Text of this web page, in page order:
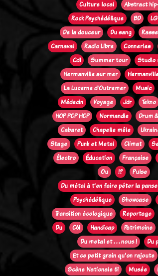
Culture local
Abstract
Rock Psychédélique
BD
De la douceur
Du sang
Carnaval
Radio Libre Conneries
Cdl
Summer tour
Studio
Hermanville sur mer
La Lucerne d'Outremer
Music
Médecin
Voyage Jdr Tekno
HOP POP HOP
Normandie Drum
Cabaret
Chapelle mêle
Stage
Punk et Metal Climat
Électro
Éducation Française
Ou
!?
Pulse
Du métal à t'en faire péter la
Psychédélique
Showcase
Transition écologique
Reportage
Du
C61 Handicap Patrimoine
Du metal et . . . nous !
Du
Et ce petit grain qu'on rajoute
Scène Nationale 61
Musée